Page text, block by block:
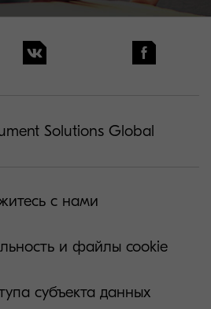
Solutions Global
с нами
и файлы cookie
субъекта данных